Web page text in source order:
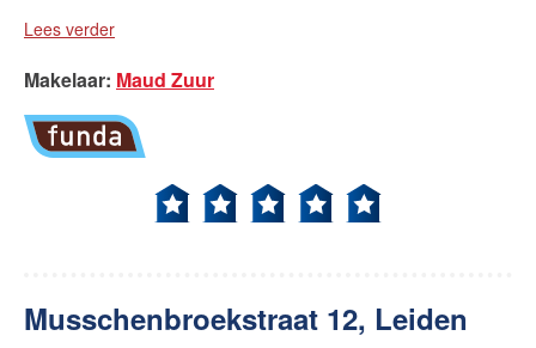
Lees verder
Makelaar: Maud Zuur
Musschenbroekstraat 12, Leiden